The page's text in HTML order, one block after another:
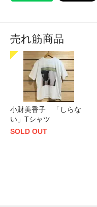
売れ筋商品
小財美香子 「しらな
い」Tシャツ
SOLD OUT